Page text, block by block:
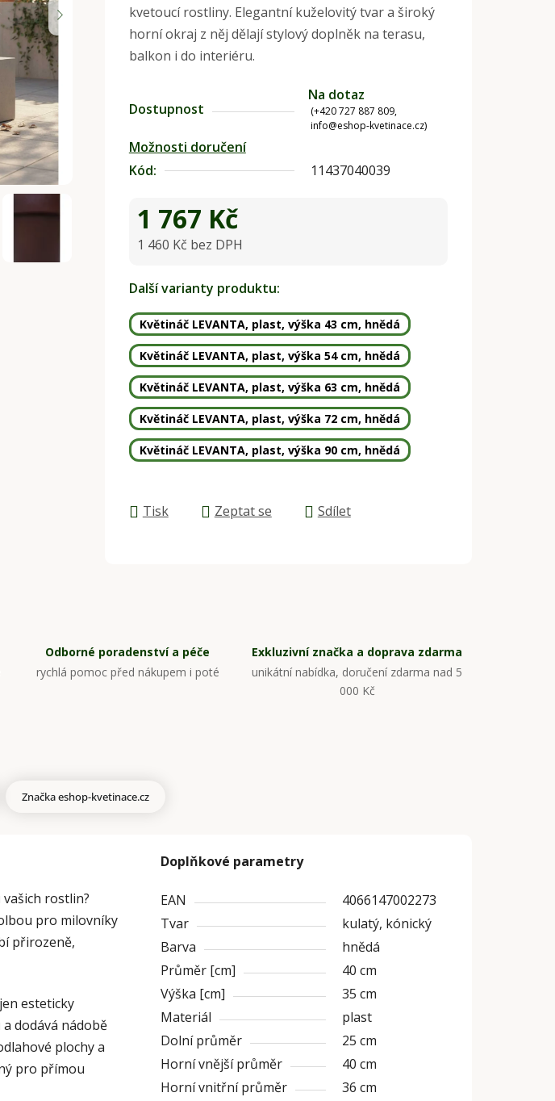
0,0
z
5
kvetoucí rostliny. Elegantní kuželovitý tvar a široký
horní okraj z něj dělají stylový doplněk na terasu,
balkon i do interiéru.
Dostupnost
Na dotaz
(+420 727 887 809,
info@eshop-kvetinace.cz)
Možnosti doručení
Kód:
11437040039
1 767 Kč
1 460 Kč bez DPH
Další varianty produktu:
Květináč LEVANTA, plast, výška 43 cm, hnědá
Květináč LEVANTA, plast, výška 54 cm, hnědá
Květináč LEVANTA, plast, výška 63 cm, hnědá
Květináč LEVANTA, plast, výška 72 cm, hnědá
Květináč LEVANTA, plast, výška 90 cm, hnědá
Tisk Zeptat se Sdílet
Odborné poradenství a péče
rychlá pomoc před nákupem i poté
Exkluzivní značka a doprava zdarma
unikátní nabídka, doručení zdarma nad 5
000 Kč
Značkaeshop-kvetinace.cz
rostlin?
pro milovníky
přirozeně,
esteticky
dodává nádobě
plochy a
pro přímou
Doplňkové parametry
EAN
4066147002273
Tvar
kulatý, kónický
Barva
hnědá
Průměr [cm]
40 cm
Výška [cm]
35 cm
Materiál
plast
Dolní průměr
25 cm
Horní vnější průměr
40 cm
Horní vnitřní průměr
36 cm